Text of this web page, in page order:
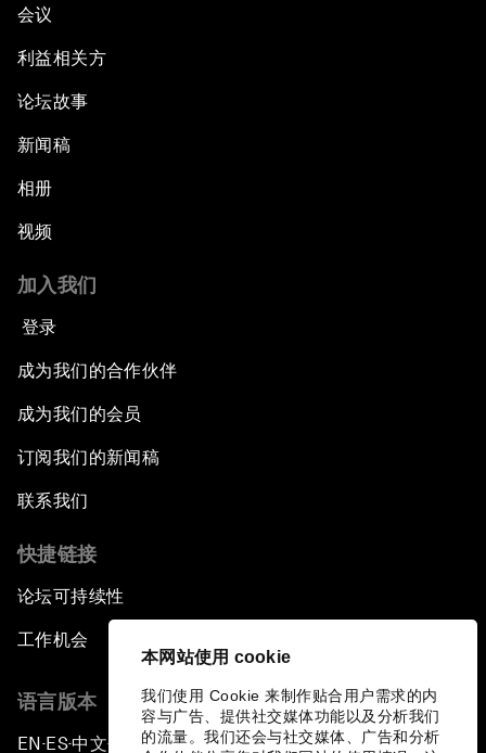
本网站使用 cookie
我们使用 Cookie 来制作贴合用户需求的内
容与广告、提供社交媒体功能以及分析我们
的流量。我们还会与社交媒体、广告和分析
会议
利益相关方
论坛故事
新闻稿
相册
视频
加入我们
登录
成为我们的合作伙伴
成为我们的会员
订阅我们的新闻稿
联系我们
快捷链接
论坛可持续性
工作机会
语言版本
EN ▪ ES▪中文▪ 日本語